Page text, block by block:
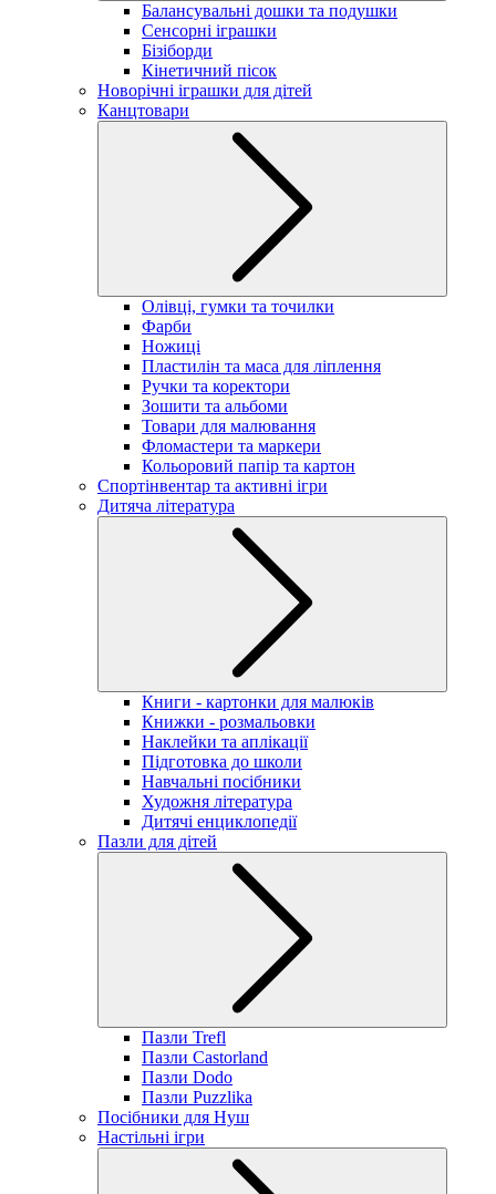
Балансувальні дошки та подушки
Сенсорні іграшки
Бізіборди
Кінетичний пісок
Новорічні іграшки для дітей
Канцтовари
Олівці, гумки та точилки
Фарби
Ножиці
Пластилін та маса для ліплення
Ручки та коректори
Зошити та альбоми
Товари для малювання
Фломастери та маркери
Кольоровий папір та картон
Спортінвентар та активні ігри
Дитяча література
Книги - картонки для малюків
Книжки - розмальовки
Наклейки та аплікації
Підготовка до школи
Навчальні посібники
Художня література
Дитячі енциклопедії
Пазли для дітей
Пазли Trefl
Пазли Castorland
Пазли Dodo
Пазли Puzzlika
Посібники для Нуш
Настільні ігри